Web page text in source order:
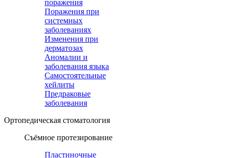
поражения
Поражения при
системных
заболеваниях
Изменения при
дерматозах
Аномалии и
заболевания языка
Самостоятельные
хейлиты
Предраковые
заболевания
Ортопедическая cтоматология
Съёмное протезирование
Пластиночные